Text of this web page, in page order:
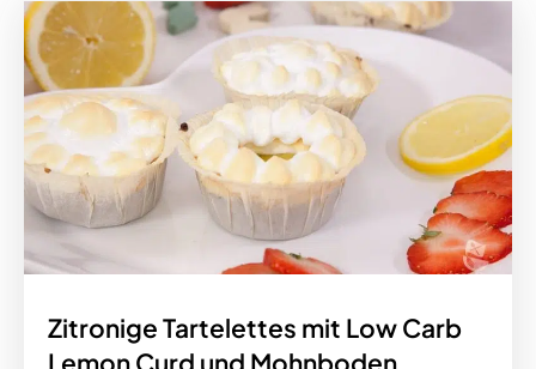
Zitronige Tartelettes mit Low Carb
Lemon Curd und Mohnboden